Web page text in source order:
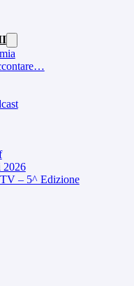
2026
– 5^ Edizione